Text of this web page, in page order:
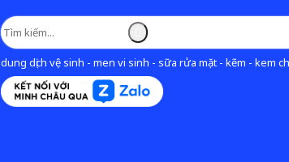
dung dịch vệ sinh - men vi sinh - sữa rửa mặt - kẽm - kem